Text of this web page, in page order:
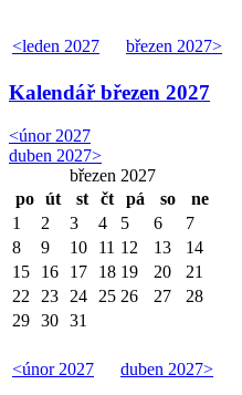
<leden 2027 březen 2027>
Kalendář březen 2027
<únor 2027
duben 2027>
březen 2027
po
út st čt pá so ne
<únor 2027 duben 2027>
1 2 3 4 5 6
7
8
9 10 11 12 13
14
15
16 17 18 19 20
21
22
23 24 25 26 27
28
29 30 31